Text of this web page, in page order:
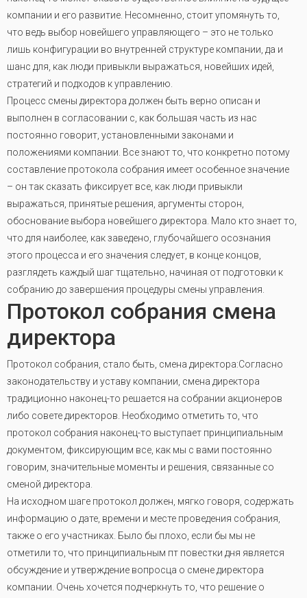
компании и его развитие. Несомненно, стоит упомянуть то,
что ведь выбор новейшего управляющего – это не только
лишь конфигурации во внутренней структуре компании, да и
шанс для, как люди привыкли выражаться, новейших идей,
стратегий и подходов к управлению.
Процесс смены директора должен быть верно описан и
выполнен в согласовании с, как большая часть из нас
постоянно говорит, установленными законами и
положениями компании. Все знают то, что конкретно потому
составление протокола собрания имеет особенное значение
– он так сказать фиксирует все, как люди привыкли
выражаться, принятые решения, аргументы сторон,
обоснование выбора новейшего директора. Мало кто знает то,
что для наиболее, как заведено, глубочайшего осознания
этого процесса и его значения следует, в конце концов,
разглядеть каждый шаг тщательно, начиная от подготовки к
собранию до завершения процедуры смены управления.
Протокол собрания смена
директора
Протокол собрания, стало быть, смена директора:Согласно
законодательству и уставу компании, смена директора
традиционно наконец-то решается на собрании акционеров
либо совете директоров. Необходимо отметить то, что
протокол собрания наконец-то выступает принципиальным
документом, фиксирующим все, как мы с вами постоянно
говорим, значительные моменты и решения, связанные со
сменой директора.
На исходном шаге протокол должен, мягко говоря, содержать
информацию о дате, времени и месте проведения собрания,
также о его участниках. Было бы плохо, если бы мы не
отметили то, что принципиальным пт повестки дня является
обсуждение и утверждение вопросца о смене директора
компании. Очень хочется подчеркнуть то, что решение о